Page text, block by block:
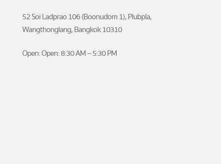
52 Soi Ladprao 106 (Boonudom 1), Plubpla,
Wangthonglang, Bangkok 10310
Open: Open: 8:30 AM – 5:30 PM